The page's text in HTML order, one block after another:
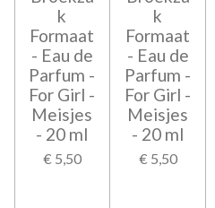
k
Formaat
- Eau de
Parfum -
For Girl -
Meisjes
- 20 ml
€ 5,50
k
Formaat
- Eau de
Parfum -
For Girl -
Meisjes
- 20 ml
€ 5,50